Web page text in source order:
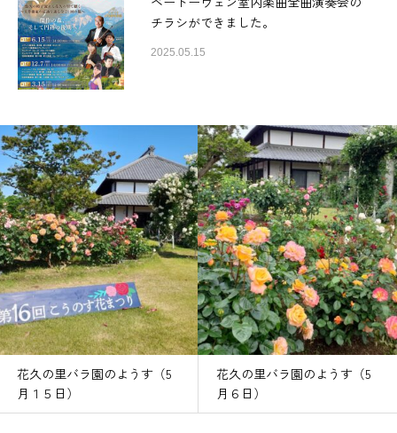
チラシができました。
2025.05.15
花久の里バラ園のようす（5
月１５日）
花久の里バラ園のようす（5
月６日）